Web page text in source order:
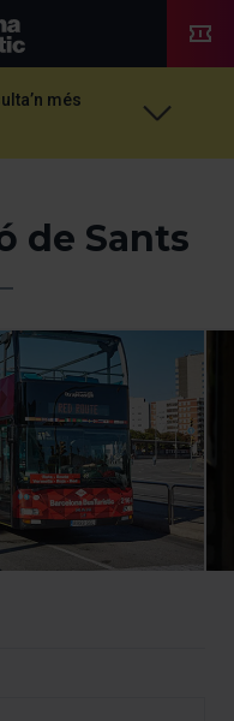
més
de Sants